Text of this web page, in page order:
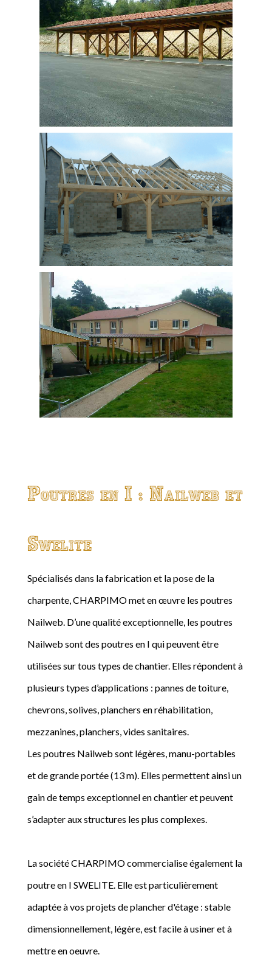
Poutres en I : Nailweb et
Swelite
Spécialisés dans la fabrication et la pose de la
charpente, CHARPIMO met en œuvre les poutres
Nailweb. D’une qualité exceptionnelle, les poutres
Nailweb sont des poutres en I qui peuvent être
utilisées sur tous types de chantier. Elles répondent à
plusieurs types d’applications : pannes de toiture,
chevrons, solives, planchers en réhabilitation,
mezzanines, planchers, vides sanitaires.
Les poutres Nailweb sont légères, manu-portables
et de grande portée (13 m). Elles permettent ainsi un
gain de temps exceptionnel en chantier et peuvent
s’adapter aux structures les plus complexes.
La société CHARPIMO commercialise également la
poutre en I SWELITE. Elle est particulièrement
adaptée à vos projets de plancher d'étage : stable
dimensionnellement, légère, est facile à usiner et à
mettre en oeuvre.